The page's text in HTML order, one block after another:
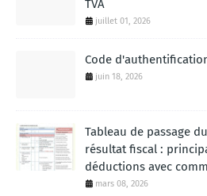
TVA
juillet 01, 2026
Code
juin 18, 2026
Tableau de passage
résultat fiscal :
déductions avec
mars 08, 2026